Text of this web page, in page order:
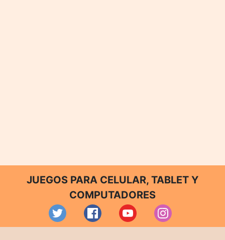
JUEGOS PARA CELULAR, TABLET Y
COMPUTADORES